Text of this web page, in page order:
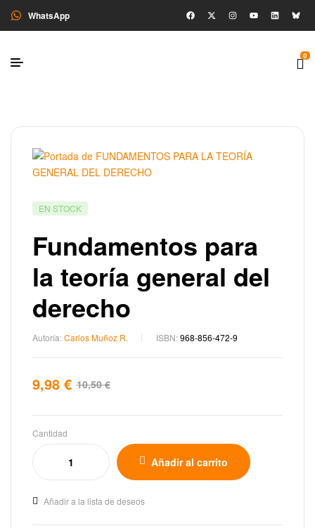
WhatsApp
0
EN STOCK
Fundamentos para
la teoría general del
derecho
Autoría:Carlos Muñoz R. ISBN:968-856-472-9
10,50€
9,98 €
Cantidad
Añadir al carrito
Añadir a la lista de deseos